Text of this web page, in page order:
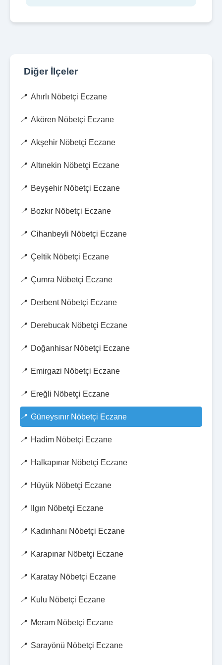
Diğer İlçeler
Ahırlı Nöbetçi Eczane
Akören Nöbetçi Eczane
Akşehir Nöbetçi Eczane
Altınekin Nöbetçi Eczane
Beyşehir Nöbetçi Eczane
Bozkır Nöbetçi Eczane
Cihanbeyli Nöbetçi Eczane
Çeltik Nöbetçi Eczane
Çumra Nöbetçi Eczane
Derbent Nöbetçi Eczane
Derebucak Nöbetçi Eczane
Doğanhisar Nöbetçi Eczane
Emirgazi Nöbetçi Eczane
Ereğli Nöbetçi Eczane
Güneysınır Nöbetçi Eczane
Hadim Nöbetçi Eczane
Halkapınar Nöbetçi Eczane
Hüyük Nöbetçi Eczane
Ilgın Nöbetçi Eczane
Kadınhanı Nöbetçi Eczane
Karapınar Nöbetçi Eczane
Karatay Nöbetçi Eczane
Kulu Nöbetçi Eczane
Meram Nöbetçi Eczane
Sarayönü Nöbetçi Eczane